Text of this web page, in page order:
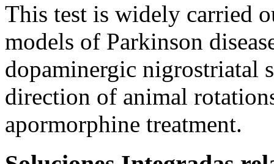
This test is widely carried
models of Parkinson
dopaminergic nigrostriatal
direction of animal
apormorphine treatment.